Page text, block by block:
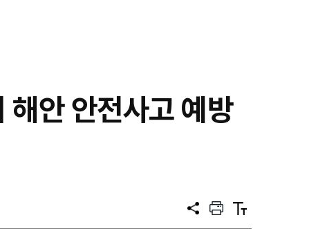
안 안전사고 예방
공
프
트
텍
트